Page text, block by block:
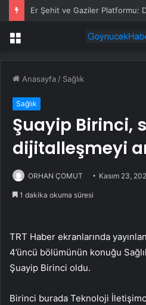
Menü
Anasayfa / Sağlık
Sağlık
Şuayip Birinci,
dijitalleşmeyi
ORHAN ÇOMUT Kasım 23,
1 dakika okuma süresi
TRT Haber ekranlarında
4’üncü bölümünün konuğu
Şuayip Birinci oldu.
Birinci burada Teknoloji